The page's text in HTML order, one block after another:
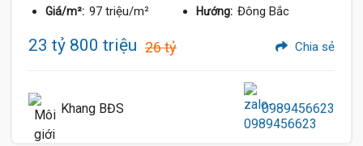
Giá/m²: 97 triệu/m² Hướng: Đông Bắc
23 tỷ 800 triệu 26 tỷ Chia sẻ
Khang BĐS 0989456623